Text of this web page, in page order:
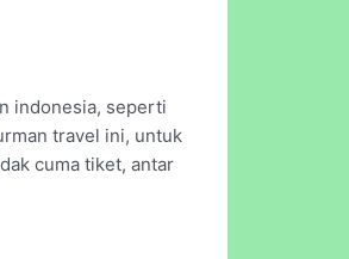
indonesia, seperti
travel ini, untuk
cuma tiket, antar